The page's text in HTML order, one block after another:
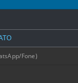
Fone)